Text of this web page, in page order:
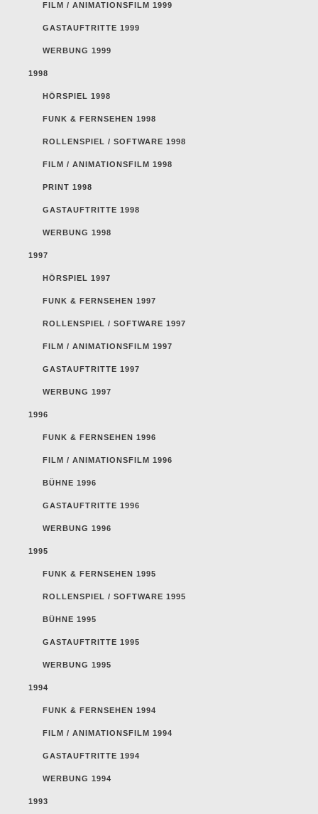
FILM / ANIMATIONSFILM 1999
GASTAUFTRITTE 1999
WERBUNG 1999
1998
HÖRSPIEL 1998
FUNK & FERNSEHEN 1998
ROLLENSPIEL / SOFTWARE 1998
FILM / ANIMATIONSFILM 1998
PRINT 1998
GASTAUFTRITTE 1998
WERBUNG 1998
1997
HÖRSPIEL 1997
FUNK & FERNSEHEN 1997
ROLLENSPIEL / SOFTWARE 1997
FILM / ANIMATIONSFILM 1997
GASTAUFTRITTE 1997
WERBUNG 1997
1996
FUNK & FERNSEHEN 1996
FILM / ANIMATIONSFILM 1996
BÜHNE 1996
GASTAUFTRITTE 1996
WERBUNG 1996
1995
FUNK & FERNSEHEN 1995
ROLLENSPIEL / SOFTWARE 1995
BÜHNE 1995
GASTAUFTRITTE 1995
WERBUNG 1995
1994
FUNK & FERNSEHEN 1994
FILM / ANIMATIONSFILM 1994
GASTAUFTRITTE 1994
WERBUNG 1994
1993